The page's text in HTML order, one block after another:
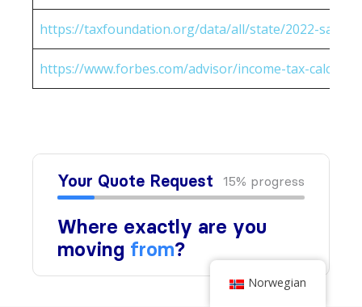
https://taxfoundation.org/data/all/state/2022-sales-
https://www.forbes.com/advisor/income-tax-
Norwegian